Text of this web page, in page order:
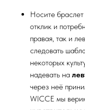
Носите
отклик и
правая, так и
следовать
некоторых
надевать на
через неё
WICCE мы